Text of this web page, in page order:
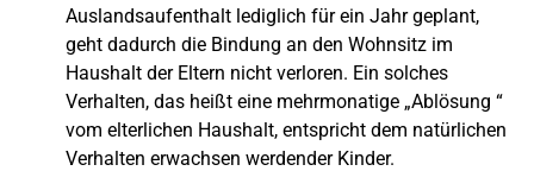
Auslandsaufenthalt lediglich für ein Jahr geplant,
geht dadurch die Bindung an den Wohnsitz im
Haushalt der Eltern nicht verloren. Ein solches
Verhalten, das heißt eine mehrmonatige „Ablösung “
vom elterlichen Haushalt, entspricht dem natürlichen
Verhalten erwachsen werdender Kinder.